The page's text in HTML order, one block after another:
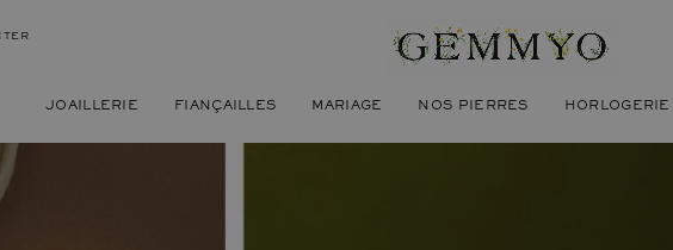
JOAILLERIE FIANÇAILLES MARIAGE NOS PIERRES HORLOGERIE